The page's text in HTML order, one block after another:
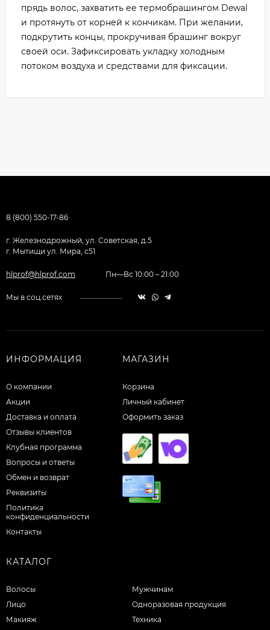
прядь волос, захватить ее термобрашингом Dewal
и протянуть от корней к кончикам. При желании,
подкрутить концы, прокручивая брашинг вокруг
своей оси. Зафиксировать укладку холодным
потоком воздуха и средствами для фиксации.
8 (800) 550-17-86
г. Железнодрожный, ул. Советская, д.5
г. Мытищи ул. Мира, с51
hlprof@hlprof.com Пн—Вс 10:00 – 21:00
Мы в соц.сетях
ИНФОРМАЦИЯ
О компании
Акции
Доставка и оплата
Отзывы клиентов
Клубная программа
Вопросы и ответы
Обмен и возврат
Реквизиты
Политика
конфиденциальности
Контакты
МАГАЗИН
Корзина
Личный кабинет
Оформить заказ
КАТАЛОГ
Волосы
Лицо
Макияж
Мужчинам
Одноразовая продукция
Техника